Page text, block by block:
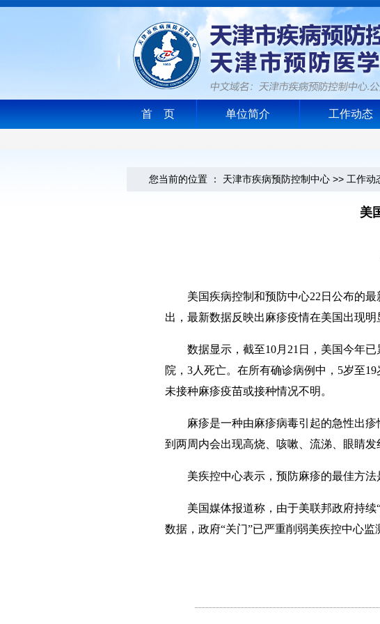
首 页 单位简介 工作动态
您当前的位置 ： 天津市疾病预防控制中心 >> 工作动
美
美国疾病控制和预防中心22日公布的最
出，最新数据反映出麻疹疫情在美国出现
数据显示，截至10月21日，美国今年已
院，3人死亡。在所有确诊病例中，5岁至
未接种麻疹疫苗或接种情况不明。
麻疹是一种由麻疹病毒引起的急性出疹
到两周内会出现高烧、咳嗽、流涕、眼睛
美疾控中心表示，预防麻疹的最佳方法
美国媒体报道称，由于美联邦政府持续“
数据，政府“关门”已严重削弱美疾控中心监